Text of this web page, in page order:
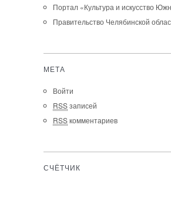
Портал «Культура и искусство
Правительство Челябинской
МЕТА
Войти
RSSзаписей
RSSкомментариев
СЧЁТЧИК